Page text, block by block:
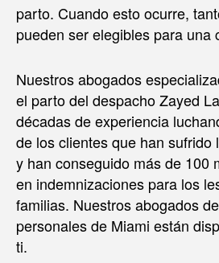
parto. Cuando esto ocurre,
pueden ser elegibles para una
Nuestros abogados
el parto del despacho Zayed
décadas de experiencia
de los clientes que han sufrido
y han conseguido más de 100
en indemnizaciones para los
familias. Nuestros abogados
personales de Miami están
ti.